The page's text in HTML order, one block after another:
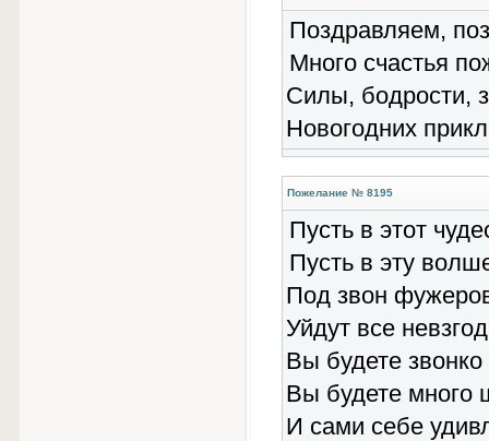
Поздравляем,
Много счастья
Силы, бодрости,
Новогодних
Пожелание № 8195
Пусть в этот
Пусть в эту
Под звон
Уйдут все
Вы будете звонко
Вы будете много
И сами себе